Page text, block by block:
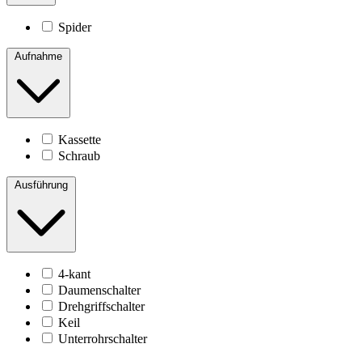
Spider
Aufnahme
Kassette
Schraub
Ausführung
4-kant
Daumenschalter
Drehgriffschalter
Keil
Unterrohrschalter